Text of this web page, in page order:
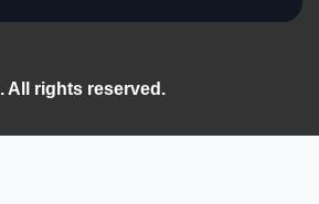
All rights reserved.